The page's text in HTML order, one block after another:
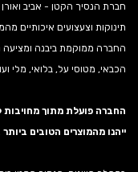
תינוקות וצעצועים איכותיים
החברה ממוקמת ביבנה ומציעה
הכבאי, מטוסי על, בלואי, מלי
החברה פועלת מתוך מחויבות
ייהנו מהמוצרים הטובים